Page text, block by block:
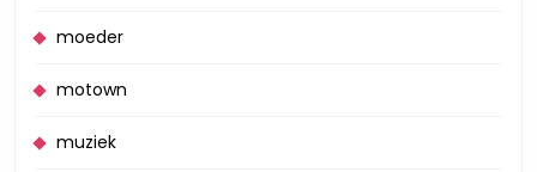
moeder
motown
muziek